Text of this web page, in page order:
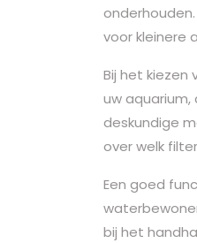
voor kleinere
Bij het
uw aquarium,
deskundige
over welk
Een goed
bij het